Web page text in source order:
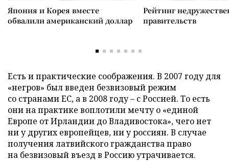
Япония и Корея вместе
обвалили американский доллар
Рейтинг
правительств
Есть и практические соображения. В 2007 году для
«негров» был введен безвизовый режим
со странами ЕС, а в 2008 году – с Россией. То есть
они на практике воплотили мечту о «единой
Европе от Ирландии до Владивостока», чего нет
ни у других европейцев, ни у россиян. В случае
получения латвийского гражданства право
на безвизовый въезд в Россию утрачивается.